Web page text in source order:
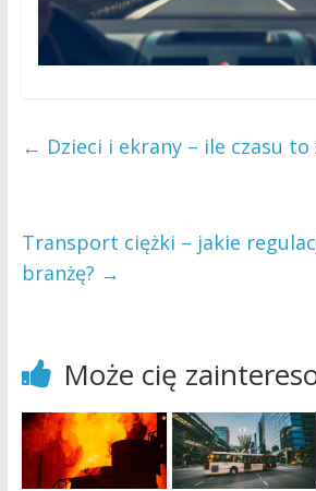
← Dzieci i ekrany – ile czasu to
Transport ciężki – jakie
branżę? →
Może cię